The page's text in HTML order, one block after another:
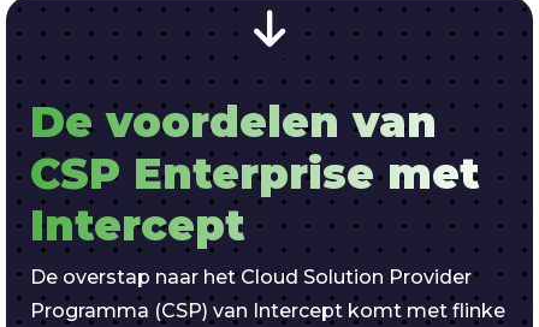
De voordelen van
CSP Enterprise met
Intercept
De overstap naar het Cloud Solution Provider
Programma (CSP) van Intercept komt met flinke